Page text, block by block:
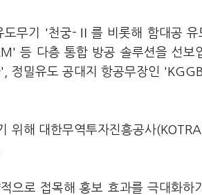
도무기 '천궁-Ⅱ를 비롯해 함대공 유
등 다층 통합 방공 솔루션을 선보
정밀유도 공대지 항공무장인
위해 대한무역투자진흥공사
으로 접목해 홍보 효과를 극대화하